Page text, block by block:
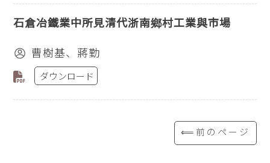
石倉冶鐵業中所見清代浙南鄉村工業與市場
曹樹基、蔣勤
ダウンロード
⟸前のページ